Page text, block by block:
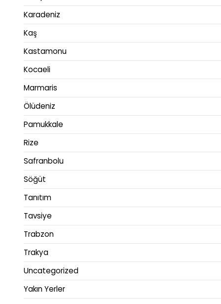
Karadeniz
Kaş
Kastamonu
Kocaeli
Marmaris
Ölüdeniz
Pamukkale
Rize
Safranbolu
Söğüt
Tanıtım
Tavsiye
Trabzon
Trakya
Uncategorized
Yakın Yerler